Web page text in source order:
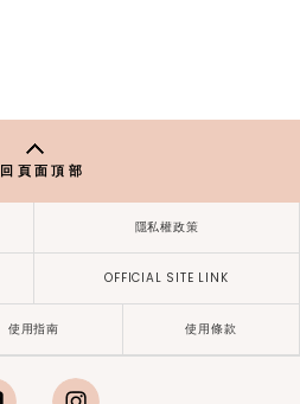
頁面頂部
隱私權政策
OFFICIAL SITE LINK
使用指南 使用條款